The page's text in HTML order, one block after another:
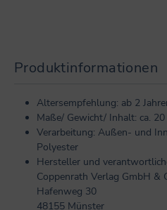
Produktinformationen
Altersempfehlung: ab 2
Maße/ Gewicht/ Inhalt: ca.
Verarbeitung: Außen- und
Polyester
Hersteller und
Coppenrath Verlag GmbH &
Hafenweg 30
48155 Münster